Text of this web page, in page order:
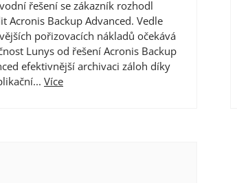
řešení se zákazník rozhodl
Acronis Backup Advanced. Vedle
pořizovacích nákladů očekává
Lunys od řešení Acronis Backup
efektivnější archivaci záloh díky
Více